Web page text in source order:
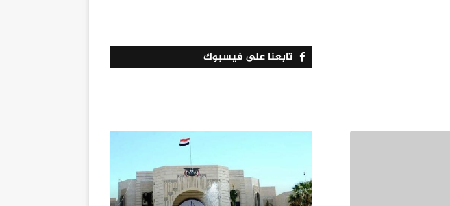
تابعنا على فيسبوك